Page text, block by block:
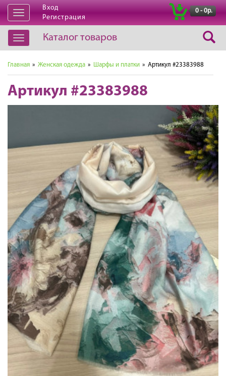
Открыть
навигацию
Вход
Регистрация
0 - 0р.
Открыть
навигацию
Каталог товаров
Главная » Женская одежда » Шарфы и платки » Артикул #23383988
Артикул #23383988